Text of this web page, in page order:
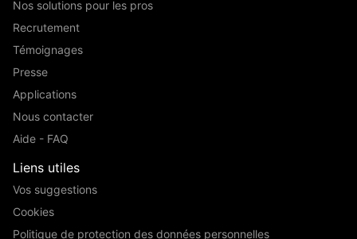
Nos solutions pour les pros
Recrutement
Témoignages
Presse
Applications
Nous contacter
Aide - FAQ
Liens utiles
Vos suggestions
Cookies
Politique de protection des données personnelles